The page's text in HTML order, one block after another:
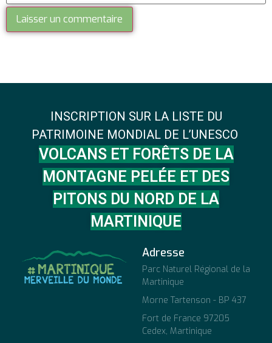
INSCRIPTION SUR LA LISTE DU
PATRIMOINE MONDIAL DE L’UNESCO
VOLCANS ET FORÊTS DE LA
MONTAGNE PELÉE ET DES
PITONS DU NORD DE LA
MARTINIQUE
Adresse
Parc Naturel Régional de la
Martinique
Morne Tartenson - BP 437
Fort de France 97205
Cedex, Martinique